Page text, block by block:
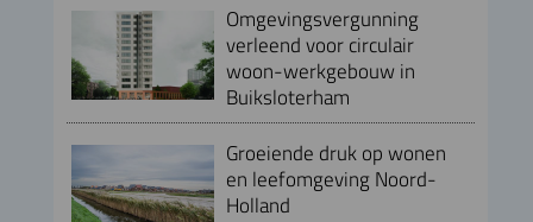
Omgevingsvergunning
verleend voor circulair
woon-werkgebouw in
Buiksloterham
Groeiende druk op wonen
en leefomgeving Noord-
Holland